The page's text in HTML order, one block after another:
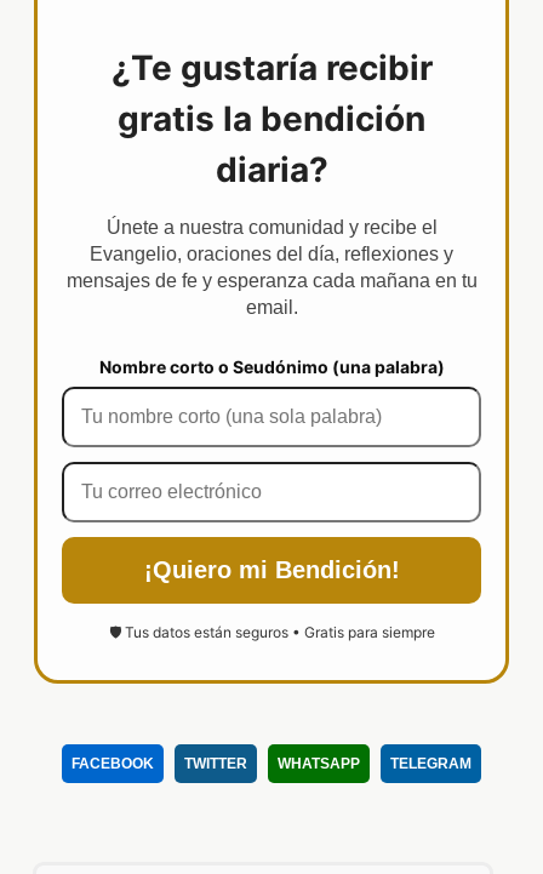
¿Te gustaría recibir
gratis la bendición
diaria?
Únete a nuestra comunidad y recibe el
Evangelio, oraciones del día, reflexiones y
mensajes de fe y esperanza cada mañana en tu
email.
Nombre corto o Seudónimo (una palabra)
¡Quiero mi Bendición!
🛡️ Tus datos están seguros • Gratis para siempre
FACEBOOK TWITTER WHATSAPP TELEGRAM